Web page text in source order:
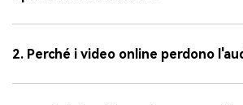
2. Perché i video online perdono